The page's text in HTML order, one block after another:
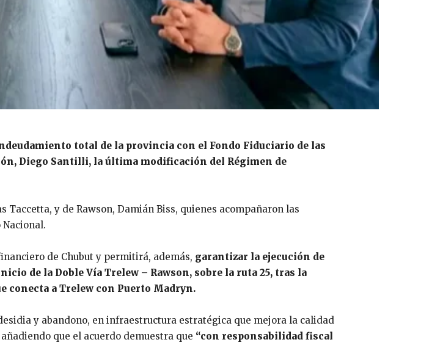
total de la provincia con el Fondo Fiduciario de las
Diego Santilli, la última modificación del Régimen de
y de Rawson, Damián Biss, quienes acompañaron las
de Chubut y permitirá, además, garantizar la ejecución de
de la Doble Vía Trelew – Rawson, sobre la ruta 25, tras la
conecta a Trelew con Puerto Madryn.
y abandono, en infraestructura estratégica que mejora la calidad
que el acuerdo demuestra que “con responsabilidad fiscal